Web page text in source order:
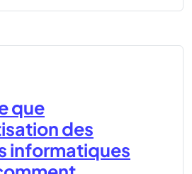
que
des
informatiques